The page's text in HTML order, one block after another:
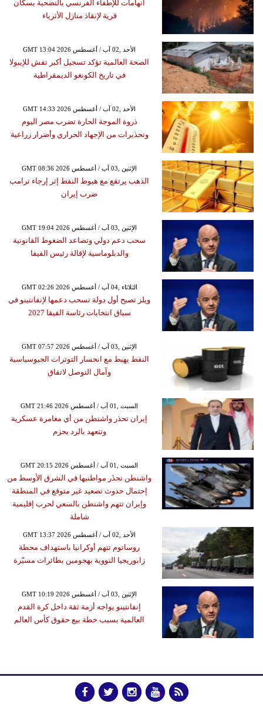
اتهامات للإطفاء الفرنسي بالتضحية بسكان
قرية لإنقاذ منازل الأثرياء
GMT 13:04 2026 الأحد ,02 آب / أغسطس
الصحة العالمية تؤكد تسجيل أكبر تفش للإيبولا
في تاريخ الكونغو الديمقراطية
GMT 14:33 2026 الأحد ,02 آب / أغسطس
ذروة الموجة الحارة تضرب مصر اليوم
وتحذيرات من الإجهاد الحراري وأضرار زراعية
GMT 08:36 2026 الإثنين ,03 آب / أغسطس
الذهب يرتفع مع هبوط النفط إثر إرجاء ترامب
ضرب إيران
GMT 19:04 2026 الإثنين ,03 آب / أغسطس
سحب دعم دولي وتصاعد الضغوط القانونية
والدبلوماسية لإقالة رئيس الفيفا
GMT 02:26 2026 الثلاثاء ,04 آب / أغسطس
ويلز تصبح أول دولة تسحب دعمها لإنفانتينو في
سباق انتخابات رئاسة الفيفا 2027
GMT 07:57 2026 الإثنين ,03 آب / أغسطس
النفط يهبط مع انحسار التوترات الجيوسياسية
وآمال التوصل لاتفاق
GMT 21:46 2026 السبت ,01 آب / أغسطس
إيران تحذر واشنطن من أي مغامرة عسكرية
وتتعهد بالرد بحزم
GMT 20:15 2026 السبت ,01 آب / أغسطس
واشنطن تحذَر مواطنيها في الشرق الأوسط من
إحتمال حدوث تصعيد غير متوقع في المنطقة
وإيران تتهم واشنطن بالسعي لحرب إقليمية
شاملة
GMT 13:37 2026 الأحد ,02 آب / أغسطس
روساتوم تتهم أوكرانيا باستهداف محطة
زابوريجيا النووية بهجومين بطائرات مسيّرة
GMT 10:19 2026 الإثنين ,03 آب / أغسطس
إنفانتينو يواجه أزمة ثقة داخل كرة القدم
العالمية بسبب خطة بيع حقوق كأس العالم